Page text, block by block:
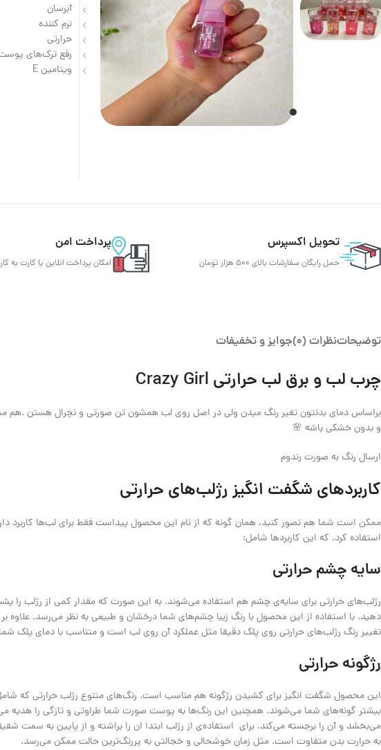
آبرسان
نرم کننده
حرارتی
رفع ترک‌های
ویتامین E
تحویل اکسپرس
حمل رایگان سفارشات بالای 500 هزار تومان
پرداخت امن
امکان پرداخت انلاین یا کارت به
توضیحاتنظرات (0) جوایز و تخفیفات
چرب لب و برق لب حرارتی Crazy Girl
براساس دمای بدنتون تغیر رنگ میدن ولی در اصل روی لب همشون تن صورتی و نچرال هستن .هم
و بدون خشکی باشه 🌸
ارسال رنگ به صورت رندوم
کاربردهای شگفت انگیز رژلب‌های حرارتی
ممکن است شما هم تصور کنید، همان گونه که از نام این محصول پیداست فقط برای لب‌ها کاربرد
استفاده کرد. که این کاربردها شامل:
سایه چشم حرارتی
رژلب‌های حرارتی برای سایه‌ی چشم هم استفاده می‌شوند. به این صورت که مقدار کمی از رژلب
دهید. با استفاده از این محصول با رنگ زیبا چشم‌های شما درخشان و طبیعی به نظر می‌رسد. علاوه
تغییر رنگ رژلب‌های حرارتی روی پلک دقیقا مثل عملکرد آن روی لب است و متناسب با دمای پلک
رژگونه حرارتی
این محصول شگفت انگیز برای کشیدن رژگونه هم مناسب است. رنگ‌های متنوع رژلب حرارتی که
بیشتر گونه‌های شما می‌شوند. همچنین این رنگ‌ها به پوست صورت شما طراوتی و تازگی را هدیه
می‌بخشد و آن را برجسته می‌کند. برای استفاده‌ی از رژلب ابتدا ان را براشته و از پایین به سمت
به حرارت بدن متفاوت است. مثل زمان خوشحالی و خجالتی به پررنگ‌ترین حالت ممکن می‌رسد.